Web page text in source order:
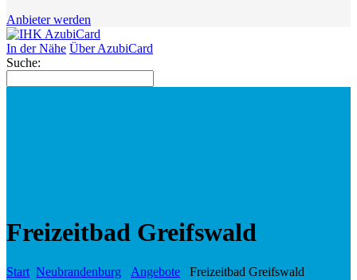
Anbieter werden
In der Nähe Über AzubiCard
Suche:
Freizeitbad Greifswald
Start Neubrandenburg Angebote Freizeitbad Greifswald